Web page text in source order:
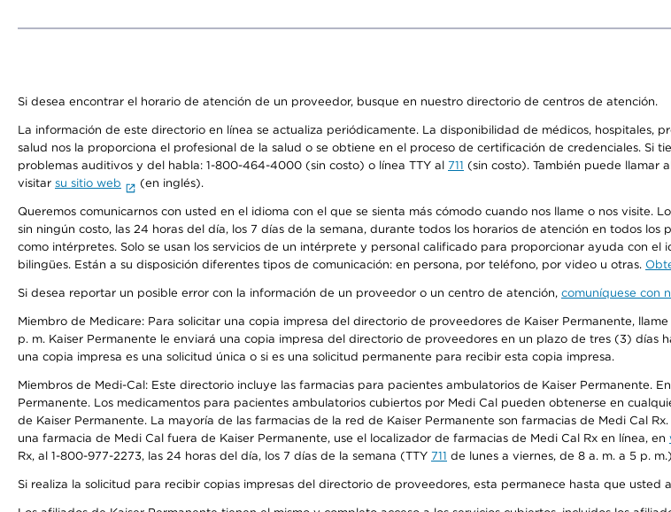
Si desea encontrar el horario de atención de un proveedor, busque en nuestro directorio de centros de atención.
La información de este directorio en línea se actualiza periódicamente. La disponibilidad de médicos, hospitales,
salud nos la proporciona el profesional de la salud o se obtiene en el proceso de certificación de credenciales. Si
problemas auditivos y del habla: 1-800-464-4000 (sin costo) o línea TTY al 711 (sin costo). También puede llamar
visitar su sitio web (en inglés).
Queremos comunicarnos con usted en el idioma con el que se sienta más cómodo cuando nos llame o nos visite.
sin ningún costo, las 24 horas del día, los 7 días de la semana, durante todos los horarios de atención en todos
como intérpretes. Solo se usan los servicios de un intérprete y personal calificado para proporcionar ayuda con
bilingües. Están a su disposición diferentes tipos de comunicación: en persona, por teléfono, por video u otras.
Si desea reportar un posible error con la información de un proveedor o un centro de atención, comuníquese con
Miembro de Medicare: Para solicitar una copia impresa del directorio de proveedores de Kaiser Permanente,
p. m. Kaiser Permanente le enviará una copia impresa del directorio de proveedores en un plazo de tres (3) días
una copia impresa es una solicitud única o si es una solicitud permanente para recibir esta copia impresa.
Miembros de Medi-Cal: Este directorio incluye las farmacias para pacientes ambulatorios de Kaiser Permanente.
Permanente. Los medicamentos para pacientes ambulatorios cubiertos por Medi Cal pueden obtenerse en
de Kaiser Permanente. La mayoría de las farmacias de la red de Kaiser Permanente son farmacias de Medi Cal
una farmacia de Medi Cal fuera de Kaiser Permanente, use el localizador de farmacias de Medi Cal Rx en línea, en
Rx, al 1-800-977-2273, las 24 horas del día, los 7 días de la semana (TTY 711 de lunes a viernes, de 8 a. m. a 5 p.
Si realiza la solicitud para recibir copias impresas del directorio de proveedores, esta permanece hasta que